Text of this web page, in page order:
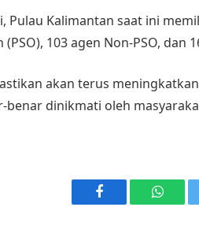
Pulau Kalimantan saat ini
103 agen Non-PSO, dan
akan terus
benar dinikmati oleh
Facebook